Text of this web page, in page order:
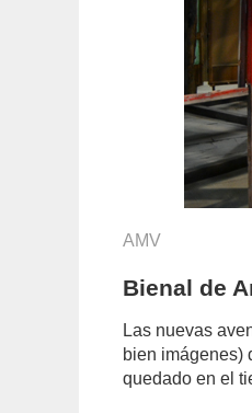
AMV
Bienal de
Las nuevas
bien imágenes)
quedado en el